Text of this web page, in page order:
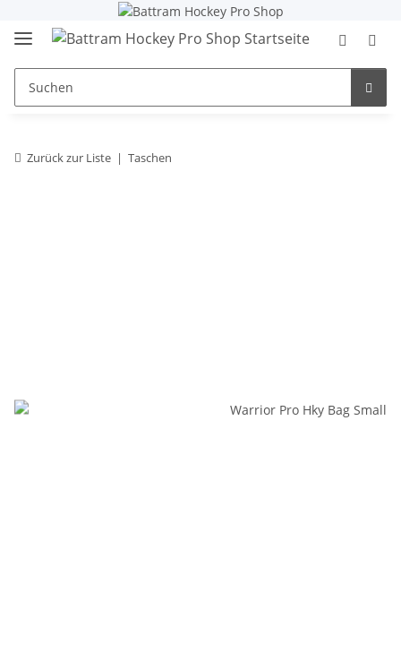
Zurück zur Liste Taschen